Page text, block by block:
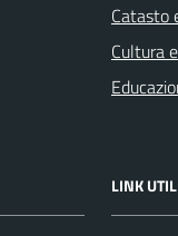
Catasto
Cultura
LINK